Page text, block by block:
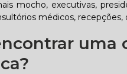
mocho, executivas,
médicos, recepções,